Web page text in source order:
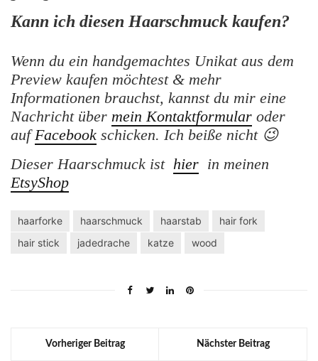
Kann ich diesen Haarschmuck kaufen?
Wenn du ein handgemachtes Unikat aus dem
Preview kaufen möchtest & mehr
Informationen brauchst, kannst du mir eine
Nachricht über mein Kontaktformular oder
aufFacebook schicken. Ich beiße nicht 😉
Dieser Haarschmuck ist hier in meinen
EtsyShop
haarforke haarschmuck haarstab
hair fork
hair stick
jadedrache katze wood
Vorheriger Beitrag Nächster Beitrag